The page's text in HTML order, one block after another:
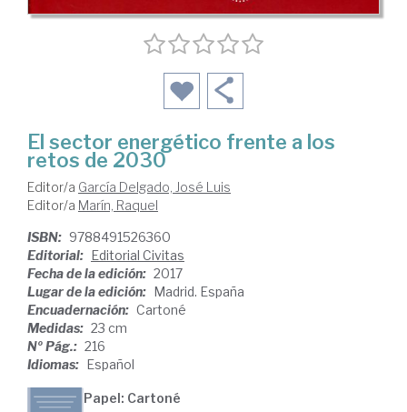
El sector energético frente a los
retos de 2030
Editor/a García Delgado, José Luis
Editor/a Marín, Raquel
ISBN: 9788491526360
Editorial: Editorial Civitas
Fecha de la edición: 2017
Lugar de la edición: Madrid. España
Encuadernación: Cartoné
Medidas: 23 cm
Nº Pág.: 216
Idiomas: Español
Papel: Cartoné